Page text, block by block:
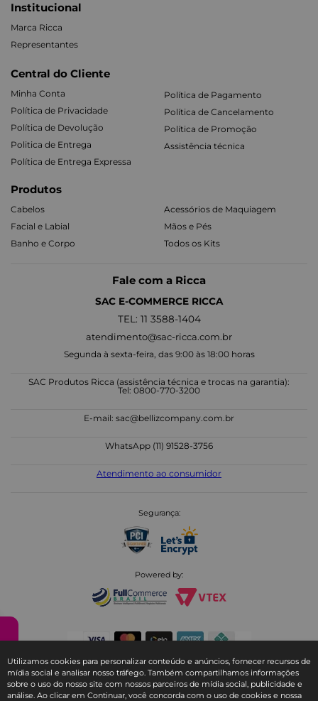
Utilizamos cookies para personalizar conteúdo e anúncios, fornecer recursos de
mídia social e analisar nosso tráfego. Também compartilhamos informações
sobre o uso do nosso site com nossos parceiros de mídia social, publicidade e
análise. Ao clicar em Continuar, você concorda com o uso de cookies e nossa
Institucional
Marca Ricca
Representantes
Central do Cliente
Minha Conta
Política de Privacidade
Política de Devolução
Politica de Entrega
Política de Entrega Expressa
Política de Pagamento
Política de Cancelamento
Política de Promoção
Assistência técnica
Produtos
Cabelos
Facial e Labial
Banho e Corpo
Acessórios de Maquiagem
Mãos e Pés
Todos os Kits
Fale com a Ricca
SAC E-COMMERCE RICCA
TEL: 11 3588-1404
atendimento@sac-ricca.com.br
Segunda à sexta-feira, das 9:00 às 18:00 horas
SAC Produtos Ricca (assistência técnica e trocas na garantia):
Tel: 0800-770-3200
E-mail: sac@bellizcompany.com.br
WhatsApp (11) 91528-3756
Atendimento ao consumidor
Segurança:
Powered by:
© Copyright 2025